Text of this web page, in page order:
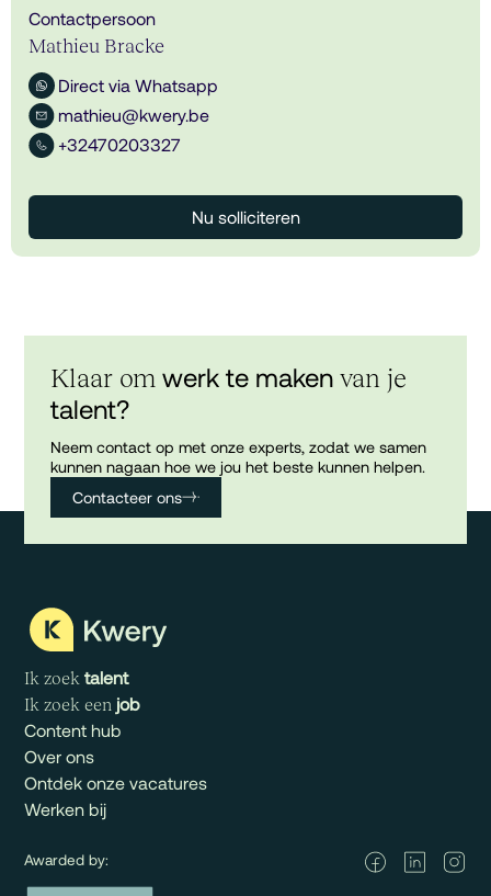
Contactpersoon
Mathieu Bracke
Direct via Whatsapp
mathieu@kwery.be
+32470203327
Nu solliciteren
Klaar om werk te makenvan je
talent?
Neem contact op met onze experts, zodat we samen
kunnen nagaan hoe we jou het beste kunnen helpen.
Contacteer ons
Ik zoek talent
Ik zoek een job
Content hub
Over ons
Ontdek onze vacatures
Werken bij
Awarded by: